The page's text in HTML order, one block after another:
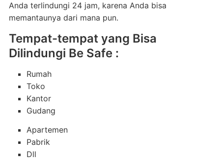
Anda terlindungi 24 jam, karena Anda bisa
memantaunya dari mana pun.
Tempat-tempat yang Bisa
Dilindungi Be Safe :
Rumah
Toko
Kantor
Gudang
Apartemen
Pabrik
Dll